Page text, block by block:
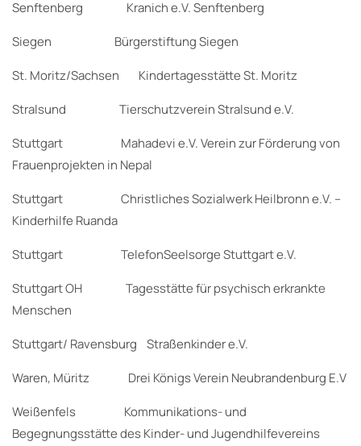
Senftenberg Kranich e.V. Senftenberg
Siegen Bürgerstiftung Siegen
St. Moritz/Sachsen Kindertagesstätte St. Moritz
Stralsund Tierschutzverein Stralsund e.V.
Stuttgart Mahadevi e.V. Verein zur Förderung von
Frauenprojekten in Nepal
Stuttgart Christliches Sozialwerk Heilbronn e.V. –
Kinderhilfe Ruanda
Stuttgart TelefonSeelsorge Stuttgart e.V.
Stuttgart OH Tagesstätte für psychisch erkrankte
Menschen
Stuttgart/ Ravensburg Straßenkinder e.V.
Waren, Müritz Drei Königs Verein Neubrandenburg E.V
Weißenfels Kommunikations- und
Begegnungsstätte des Kinder- und Jugendhilfevereins